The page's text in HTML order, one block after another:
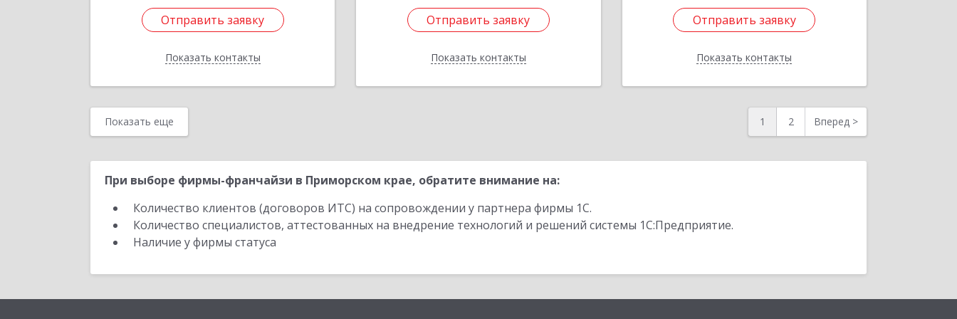
Отправить заявку
Показать контакты
Отправить заявку
Назад
Отправить заявку
Показать контакты
Отправить заявку
Назад
Отправить заявку
Показать контакты
Отправить заявку
Назад
Показать еще 1 2 Вперед >
При выборе фирмы-франчайзи в Приморском крае, обратите внимание на:
Количество клиентов (договоров ИТС) на сопровождении у партнера фирмы 1С.
Количество специалистов, аттестованных на внедрение технологий и решений системы 1С:Предприятие.
Наличие у фирмы статуса